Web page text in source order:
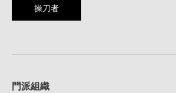
操刀者
門派組織